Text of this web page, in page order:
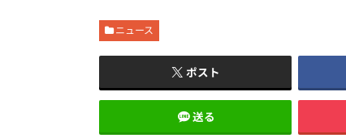
ニュース
ポスト
送る